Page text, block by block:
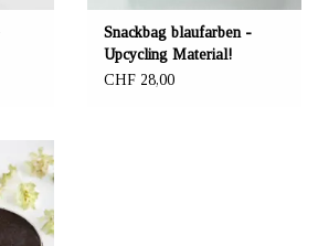
Snackbag blaufarben -
Upcycling Material!
CHF 28,00